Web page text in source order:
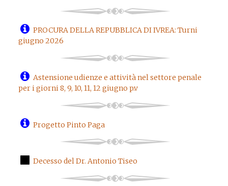
PROCURA DELLA REPUBBLICA DI IVREA: Turni
giugno 2026
Astensione udienze e attività nel settore penale
per i giorni 8, 9, 10, 11, 12 giugno p.v
Progetto Pinto Paga
Decesso del Dr. Antonio Tiseo